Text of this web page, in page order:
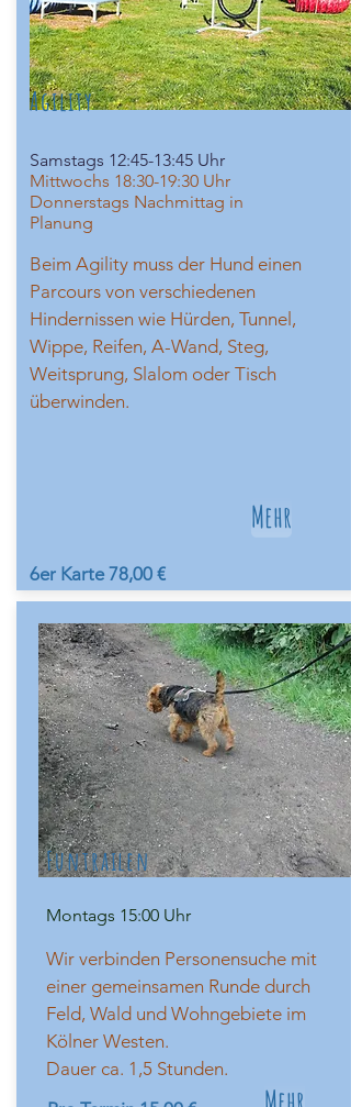
Agility
Samstags 12:45-13:45 Uhr
Mittwochs 18:30-19:30 Uhr
Donnerstags Nachmittag in
Planung
Beim Agility muss der Hund einen
Parcours von verschiedenen
Hindernissen wie Hürden, Tunnel,
Wippe, Reifen, A-Wand, Steg,
Weitsprung, Slalom oder Tisch
überwinden.
Mehr
6er Karte78,00 €
Funtrailen
Montags 15:00 Uhr
Wir verbinden Personensuche mit
einer gemeinsamen Runde durch
Feld, Wald und Wohngebiete im
Kölner Westen.
Dauer ca. 1,5 Stunden.